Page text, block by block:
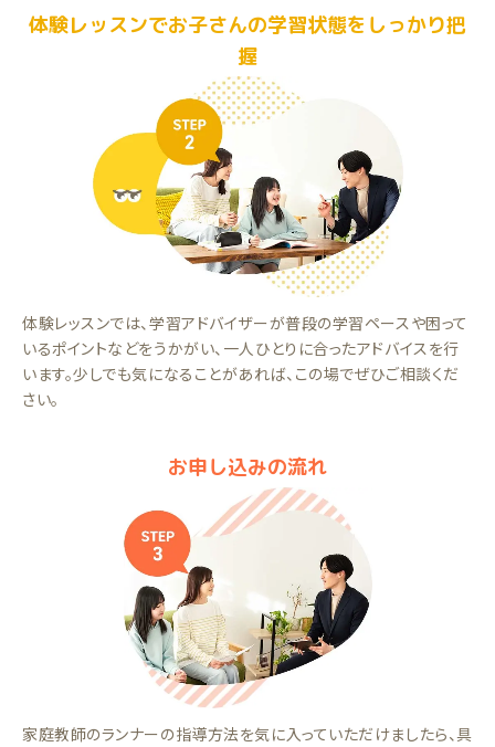
体験レッスンでお子さんの学習状態をしっかり把
握
体験レッスンでは、学習アドバイザーが普段の学習ペースや困って
いるポイントなどをうかがい、一人ひとりに合ったアドバイスを行
います。少しでも気になることがあれば、この場でぜひご相談くだ
さい。
お申し込みの流れ
家庭教師のランナーの指導方法を気に入っていただけましたら、具